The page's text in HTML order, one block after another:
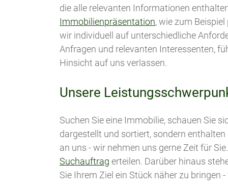
die alle relevanten Informationen
Immobilienpräsentation, wie zum
wir individuell auf unterschiedliche
Anfragen und relevanten Interessenten,
Hinsicht auf uns verlassen.
Unsere
Suchen Sie eine Immobilie, schauen Sie
dargestellt und sortiert, sondern
an uns - wir nehmen uns gerne Zeit für
Suchauftrag erteilen. Darüber hinaus
Sie Ihrem Ziel ein Stück näher zu bringen